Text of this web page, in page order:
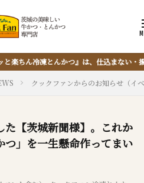
てない。おうちで『とんかつ』は簡単に
クックファンからのお知らせ（イ
【茨城新聞様】。これか
つ」を一生懸命作ってまい